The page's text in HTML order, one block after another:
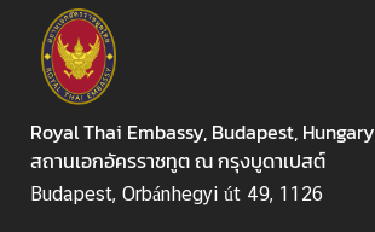
A
f
f
a
i
r
s
Royal Thai Embassy, Budapest, Hungary
สถานเอกอัครราชทูต ณ กรุงบูดาเปสต์
Budapest, Orbánhegyi út 49, 1126